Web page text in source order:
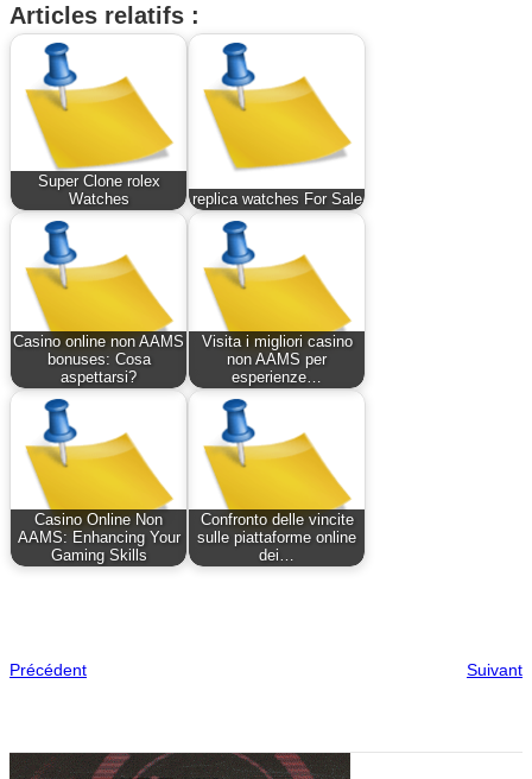
Articles relatifs :
Super Clone rolex
Watches
replica watches For Sale
Casino online non AAMS
bonuses: Cosa
aspettarsi?
Visita i migliori casino
non AAMS per
esperienze…
Casino Online Non
AAMS: Enhancing Your
Gaming Skills
Confronto delle vincite
sulle piattaforme online
dei…
Précédent Suivant